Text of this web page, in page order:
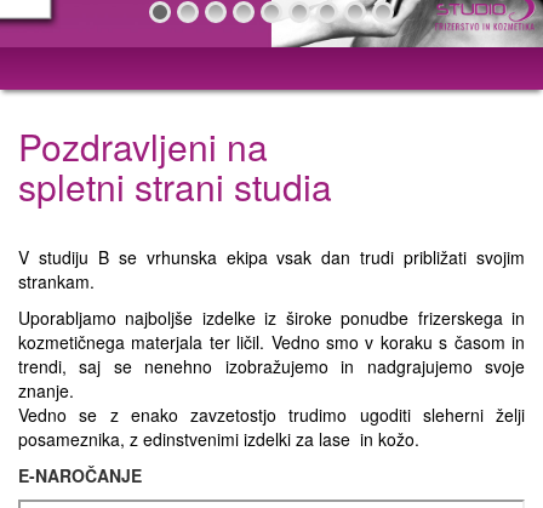
Pozdravljeni na
spletni strani studia
V studiju B se vrhunska ekipa vsak dan trudi približati svojim
strankam.
Uporabljamo najboljše izdelke iz široke ponudbe frizerskega in
kozmetičnega materjala ter ličil. Vedno smo v koraku s časom in
trendi, saj se nenehno izobražujemo in nadgrajujemo svoje
znanje.
Vedno se z enako zavzetostjo trudimo ugoditi sleherni želji
posameznika, z edinstvenimi izdelki za lase in kožo.
E-NAROČANJE